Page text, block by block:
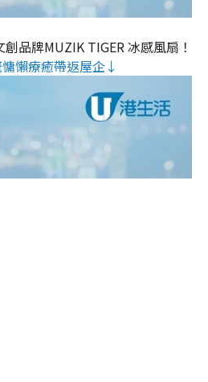
創品牌MUZIK TIGER 冰感風扇！
懶療癒帶返屋企↓